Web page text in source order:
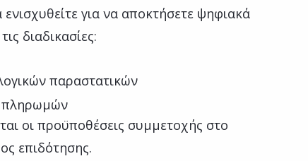
για να αποκτήσετε ψηφιακά
διαδικασίες:
παραστατικών
πληρωμών
οι προϋποθέσεις συμμετοχής στο
επιδότησης.